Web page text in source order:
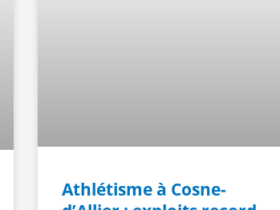
Athlétisme à Cosne-